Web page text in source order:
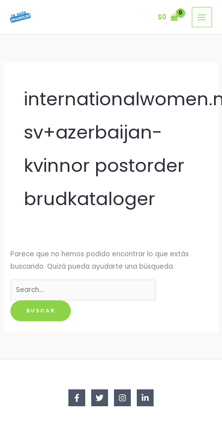
$0
sv+azerbaijan-
kvinnor postorder
brudkataloger
Parece que no hemos podido encontrar lo que estás
buscando. Quizá pueda ayudarte una búsqueda.
Buscar
por: